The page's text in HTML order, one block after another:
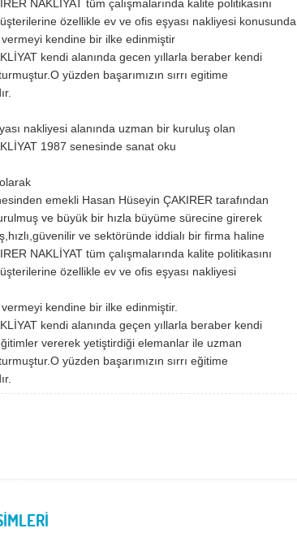
NAKLİYAT tüm çalışmalarında kalite politikasını
özellikle ev ve ofis eşyası nakliyesi konusunda
kendine bir ilke edinmiştir
kendi alanında gecen yıllarla beraber kendi
yüzden başarımızın sırrı egitime
nakliyesi alanında uzman bir kuruluş olan
1987 senesinde sanat oku
emekli Hasan Hüseyin ÇAKIRER tarafından
ve büyük bir hızla büyüme sürecine girerek
ve sektöründe iddialı bir firma haline
NAKLİYAT tüm çalışmalarında kalite politikasını
özellikle ev ve ofis eşyası nakliyesi
kendine bir ilke edinmiştir.
kendi alanında geçen yıllarla beraber kendi
vererek yetiştirdiği elemanlar ile uzman
yüzden başarımızın sırrı eğitime